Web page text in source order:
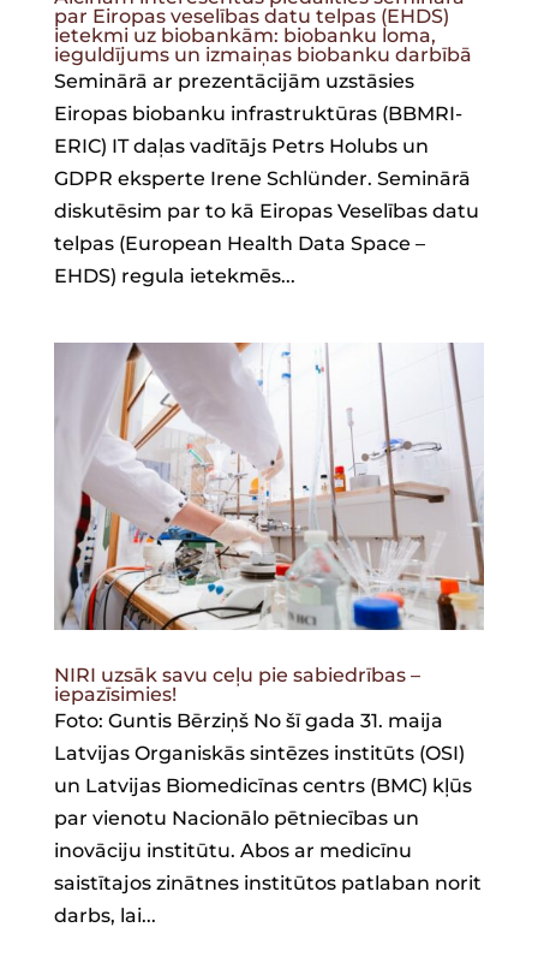
par Eiropas veselības datu telpas (EHDS)
ietekmi uz biobankām: biobanku loma,
ieguldījums un izmaiņas biobanku darbībā
Seminārā ar prezentācijām uzstāsies
Eiropas biobanku infrastruktūras (BBMRI-
ERIC) IT daļas vadītājs Petrs Holubs un
GDPR eksperte Irene Schlünder. Seminārā
diskutēsim par to kā Eiropas Veselības datu
telpas (European Health Data Space –
EHDS) regula ietekmēs...
NIRI uzsāk savu ceļu pie sabiedrības –
iepazīsimies!
Foto: Guntis Bērziņš No šī gada 31. maija
Latvijas Organiskās sintēzes institūts (OSI)
un Latvijas Biomedicīnas centrs (BMC) kļūs
par vienotu Nacionālo pētniecības un
inovāciju institūtu. Abos ar medicīnu
saistītajos zinātnes institūtos patlaban norit
darbs, lai...